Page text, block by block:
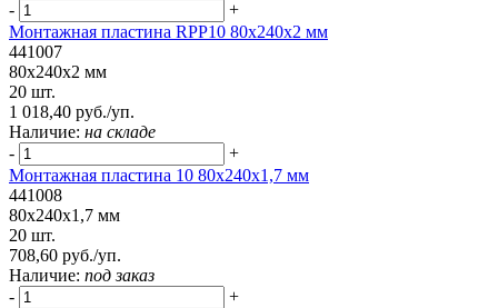
-
+
Монтажная пластина RPP10 80x240x2 мм
441007
80x240x2 мм
20 шт.
1 018,40 руб./уп.
Наличие: на складе
-
+
Монтажная пластина 10 80x240x1,7 мм
441008
80x240x1,7 мм
20 шт.
708,60 руб./уп.
Наличие: под заказ
-
+